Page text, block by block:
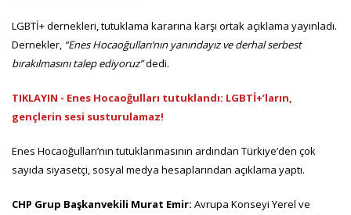
LGBTİ+ dernekleri, tutuklama kararına karşı ortak açıklama yayınladı.
Dernekler, “Enes Hocaoğulları’nın yanındayız ve derhal serbest
bırakılmasını talep ediyoruz”dedi.
TIKLAYIN - Enes Hocaoğulları tutuklandı: LGBTİ+’ların,
gençlerin sesi susturulamaz!
Enes Hocaoğulları’nın tutuklanmasının ardından Türkiye’den çok
sayıda siyasetçi, sosyal medya hesaplarından açıklama yaptı.
CHP Grup Başkanvekili Murat Emir: Avrupa Konseyi Yerel ve